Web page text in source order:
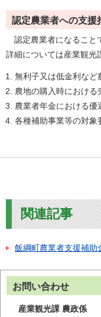
認定農業者への支援
認定農業者になること
詳細については産業観光
無利子又は低金利など
農地の購入時における
農業者年金における優
各種補助事業等の対象
関連記事
飯綱町農業者支援補助
お問い合わせ
産業観光課 農政係